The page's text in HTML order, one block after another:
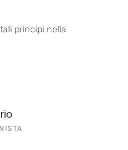
principi nella